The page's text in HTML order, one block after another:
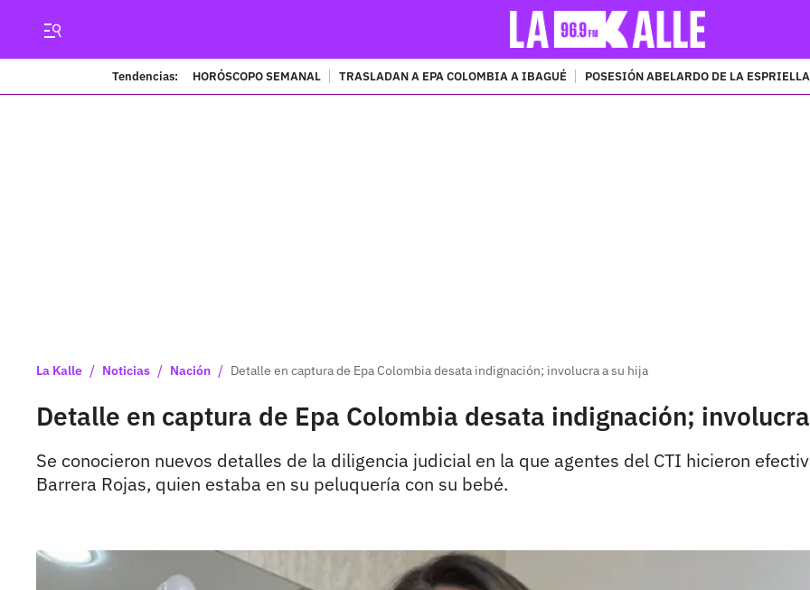
Tendencias: HORÓSCOPO SEMANAL TRASLADAN A EPA COLOMBIA A IBAGUÉ POSESIÓN ABELARDO DE LA ESPRIELLA
La Kalle / Noticias / Nación / Detalle en captura de Epa Colombia desata indignación; involucra a su hija
Detalle en captura de Epa Colombia desata indignación;
Se conocieron nuevos detalles de la diligencia judicial en la que agentes del CTI hicieron
Barrera Rojas, quien estaba en su peluquería con su bebé.